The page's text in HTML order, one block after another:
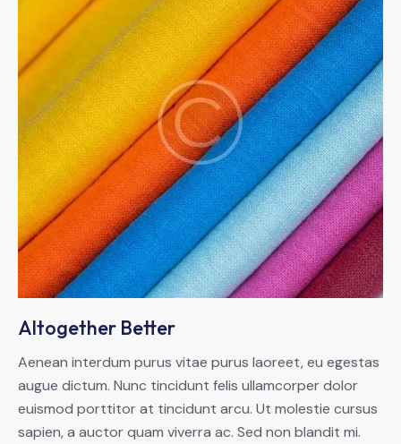
Altogether Better
Aenean interdum purus vitae purus laoreet, eu egestas
augue dictum. Nunc tincidunt felis ullamcorper dolor
euismod porttitor at tincidunt arcu. Ut molestie cursus
sapien, a auctor quam viverra ac. Sed non blandit mi.